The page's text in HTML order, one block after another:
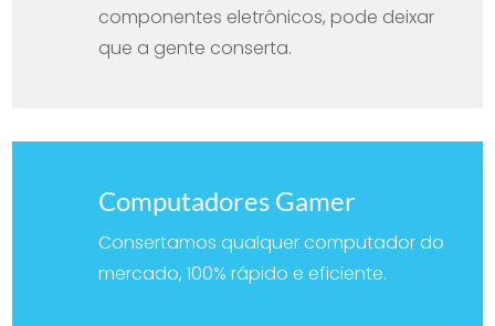
componentes eletrônicos, pode deixar
que a gente conserta.
Computadores Gamer
Consertamos qualquer computador do
mercado, 100% rápido e eficiente.